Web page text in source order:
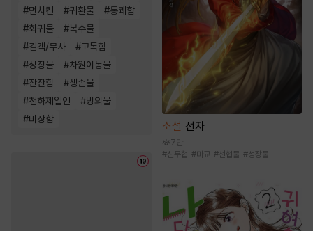
#먼치킨 #귀환물 #통쾌함
#회귀물 #복수물
#검객/무사 #고독함
#성장물 #차원이동물
#잔잔함 #생존물
#천하제일인 #빙의물
#비장함
소설 선자
7만
#신무협 #마교 #선협물 #성장물